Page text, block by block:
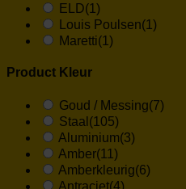
ELD(1)
Louis Poulsen(1)
Maretti(1)
Product Kleur
Goud / Messing(7)
Staal (105)
Aluminium(3)
Amber(11)
Amberkleurig(6)